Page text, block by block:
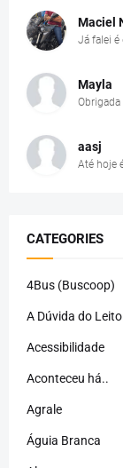
Maciel
Já falei é
Mayla
Obrigada
aasj
Até hoje
CATEGORIES
4Bus (Buscoop)
A Dúvida do
Acessibilidade
Aconteceu há..
Agrale
Águia Branca